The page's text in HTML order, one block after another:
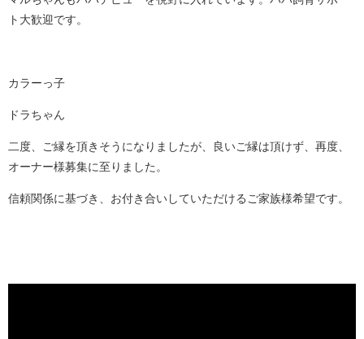
ト大歓迎です。
カラーっ子
ドラちゃん
二度、ご縁を頂きそうになりましたが、良いご縁は頂けず、再度、
オーナー様募集に至りました。
信頼関係に基づき、お付き合いしていただけるご家族様希望です。